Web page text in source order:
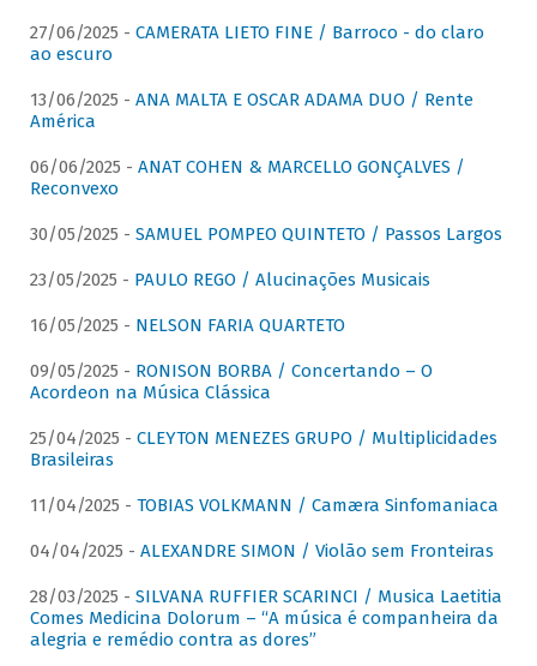
27/06/2025 - CAMERATA LIETO FINE / Barroco - do claro
ao escuro
13/06/2025 - ANA MALTA E OSCAR ADAMA DUO / Rente
América
06/06/2025 - ANAT COHEN & MARCELLO GONÇALVES /
Reconvexo
30/05/2025 - SAMUEL POMPEO QUINTETO / Passos Largos
23/05/2025 - PAULO REGO / Alucinações Musicais
16/05/2025 - NELSON FARIA QUARTETO
09/05/2025 - RONISON BORBA / Concertando – O
Acordeon na Música Clássica
25/04/2025 - CLEYTON MENEZES GRUPO / Multiplicidades
Brasileiras
11/04/2025 - TOBIAS VOLKMANN / Camæra Sinfomaniaca
04/04/2025 - ALEXANDRE SIMON / Violão sem Fronteiras
28/03/2025 - SILVANA RUFFIER SCARINCI / Musica Laetitia
Comes Medicina Dolorum – “A música é companheira da
alegria e remédio contra as dores”